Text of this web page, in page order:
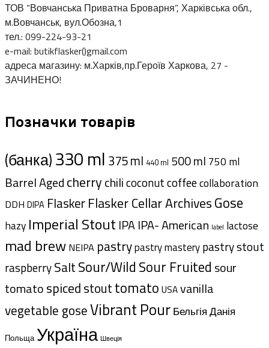
ТОВ “Вовчанська Приватна Броварня”, Харківська обл.,
м.Вовчанськ, вул.Обозна,1
тел.: 099-224-93-21
e-mail: butikflasker()gmail.com
адреса магазину: м.Харків,пр.Героїв Харкова, 27 -
ЗАЧИНЕНО!
Позначки товарів
(банка)330 ml 375 ml 440 ml 500 ml 750 ml
Barrel Agedcherrychilicoconutcoffeecollaboration
DDH DIPA FlaskerFlasker Cellar ArchivesGose
hazy Imperial Stout IPA IPA- American label lactose
mad brew NEIPA pastrypastry masterypastry stout
raspberrySaltSour/Wild Sour Fruited sour
tomatospicedstouttomato USAvanilla
vegetable goseVibrant PourБельгіяДанія
Польща Україна Швеція